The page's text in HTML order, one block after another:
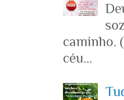
caminho.
céu...